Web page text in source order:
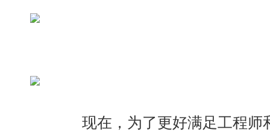
现在，为了更好满足工程师